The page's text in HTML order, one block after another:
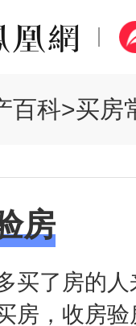
百科>买房
房
买了房的
房，收房